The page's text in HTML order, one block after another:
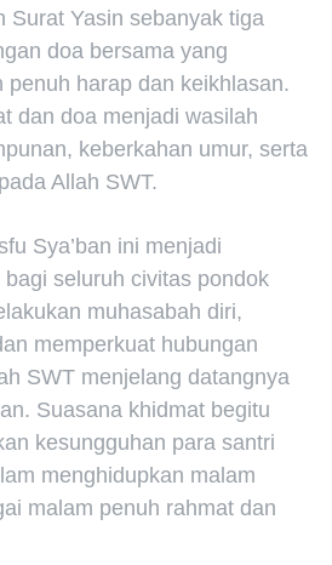
Surat Yasin sebanyak tiga
doa bersama yang
penuh harap dan keikhlasan.
dan doa menjadi wasilah
keberkahan umur, serta
Allah SWT.
Sya’ban ini menjadi
seluruh civitas pondok
muhasabah diri,
memperkuat hubungan
SWT menjelang datangnya
Suasana khidmat begitu
kesungguhan para santri
menghidupkan malam
malam penuh rahmat dan